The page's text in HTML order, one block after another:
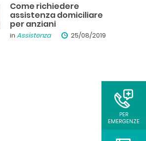
PER
EMERGENZE
Come richiedere
assistenza domiciliare
per anziani
in Assistenza 25/08/2019